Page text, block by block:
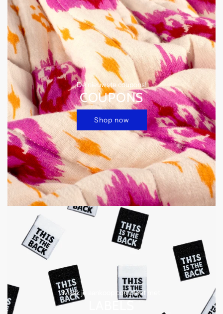
De nieuwste coupons!
COUPONS
Shop now
Maak je aankoop compleet met
LABELS